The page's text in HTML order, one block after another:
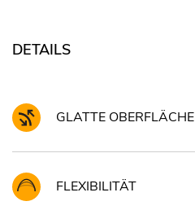
DETAILS
GLATTE OBERFLÄCHE
FLEXIBILITÄT